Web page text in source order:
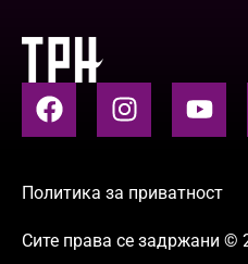
Политика за приватност
Сите права се задржани ©